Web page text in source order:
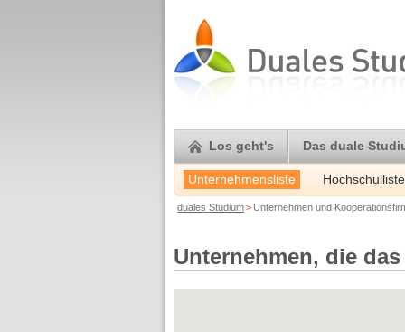
Los geht's Das duale
Unternehmensliste Hochschulliste
duales Studium> Unternehmen und
Unternehmen, die